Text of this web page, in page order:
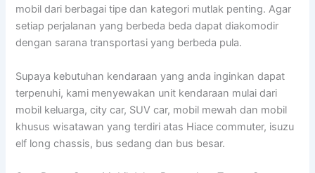
mobil dari berbagai tipe dan kategori mutlak penting. Agar
setiap perjalanan yang berbeda beda dapat diakomodir
dengan sarana transportasi yang berbeda pula.
Supaya kebutuhan kendaraan yang anda inginkan dapat
terpenuhi, kami menyewakan unit kendaraan mulai dari
mobil keluarga, city car, SUV car, mobil mewah dan mobil
khusus wisatawan yang terdiri atas Hiace commuter, isuzu
elf long chassis, bus sedang dan bus besar.